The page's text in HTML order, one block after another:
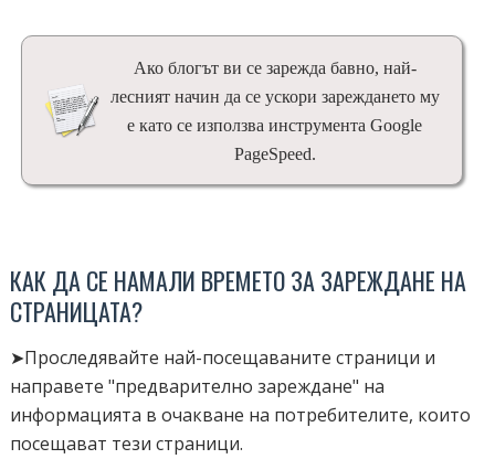
Ако блогът ви се зарежда бавно, най-
лесният начин да се ускори зареждането му
е като се използва инструмента Google
PageSpeed.
КАК ДА СЕ НАМАЛИ ВРЕМЕТО ЗА ЗАРЕЖДАНЕ НА
СТРАНИЦАТА?
➤Проследявайте най-посещаваните страници и
направете "предварително зареждане" на
информацията в очакване на потребителите, които
посещават тези страници.